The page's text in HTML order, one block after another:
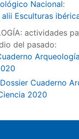
Nacional:
alii Esculturas
actividades
del pasado:
Cuaderno
2020